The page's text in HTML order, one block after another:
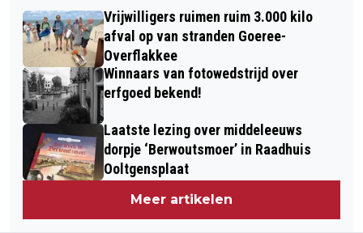
BATTENOORD BENOEMT VIER NIEUWE
ERELEDEN
DONDERDAG 21 MEI
Vrijwilligers ruimen ruim 3.000 kilo
afval op van stranden Goeree-
Overflakkee
Winnaars van fotowedstrijd over
erfgoed bekend!
Laatste lezing over middeleeuws
dorpje ‘Berwoutsmoer’ in Raadhuis
Ooltgensplaat
Meer artikelen